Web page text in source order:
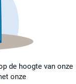
de hoogte van onze
onze